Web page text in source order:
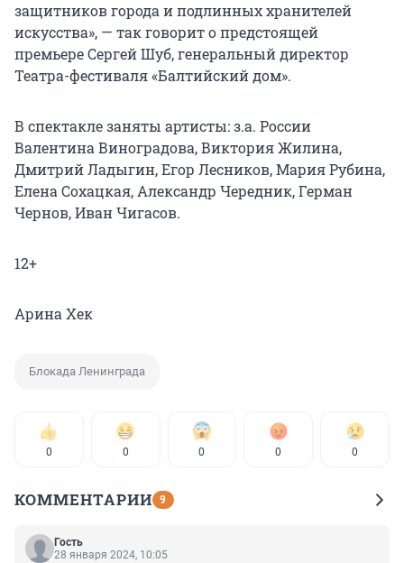
защитников города и подлинных хранителей
искусства», — так говорит о предстоящей
премьере Сергей Шуб, генеральный директор
Театра-фестиваля «Балтийский дом».
В спектакле заняты артисты: з.а. России
Валентина Виноградова, Виктория Жилина,
Дмитрий Ладыгин, Егор Лесников, Мария Рубина,
Елена Сохацкая, Александр Чередник, Герман
Чернов, Иван Чигасов.
12+
Арина Хек
Блокада Ленинграда
0 0 0 0 0
КОММЕНТАРИИ 9
Гость
28 января 2024, 10:05